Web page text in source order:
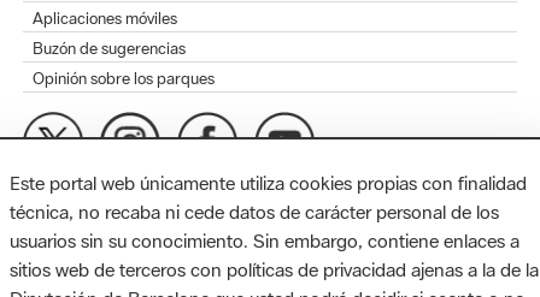
Aplicaciones móviles
Buzón de sugerencias
Opinión sobre los parques
MAPA WEB AVISO LEGAL ACCESIBILIDAD
Diputación de Barcelona. Edifici Llacuna, 1a planta. Badajoz, 49.
08005 Barcelona. Tel. 934 022 428 / xarxaparcs@diba.cat
Este portal web únicamente utiliza cookies propias con finalidad
técnica, no recaba ni cede datos de carácter personal de los
usuarios sin su conocimiento. Sin embargo, contiene enlaces a
sitios web de terceros con políticas de privacidad ajenas a la de la